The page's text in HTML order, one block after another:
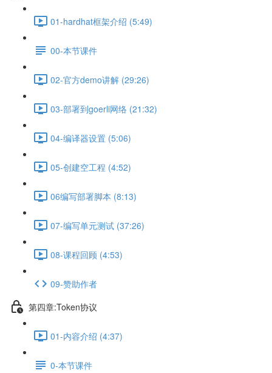
01-hardhat框架介绍 (5:49)
00-本节课件
02-官方demo讲解 (29:26)
03-部署到goerli网络 (21:32)
04-编译器设置 (5:06)
05-创建空工程 (4:52)
06编写部署脚本 (8:13)
07-编写单元测试 (37:26)
08-课程回顾 (4:53)
09-赞助作者
第四章:Token协议
01-内容介绍 (4:37)
0-本节课件